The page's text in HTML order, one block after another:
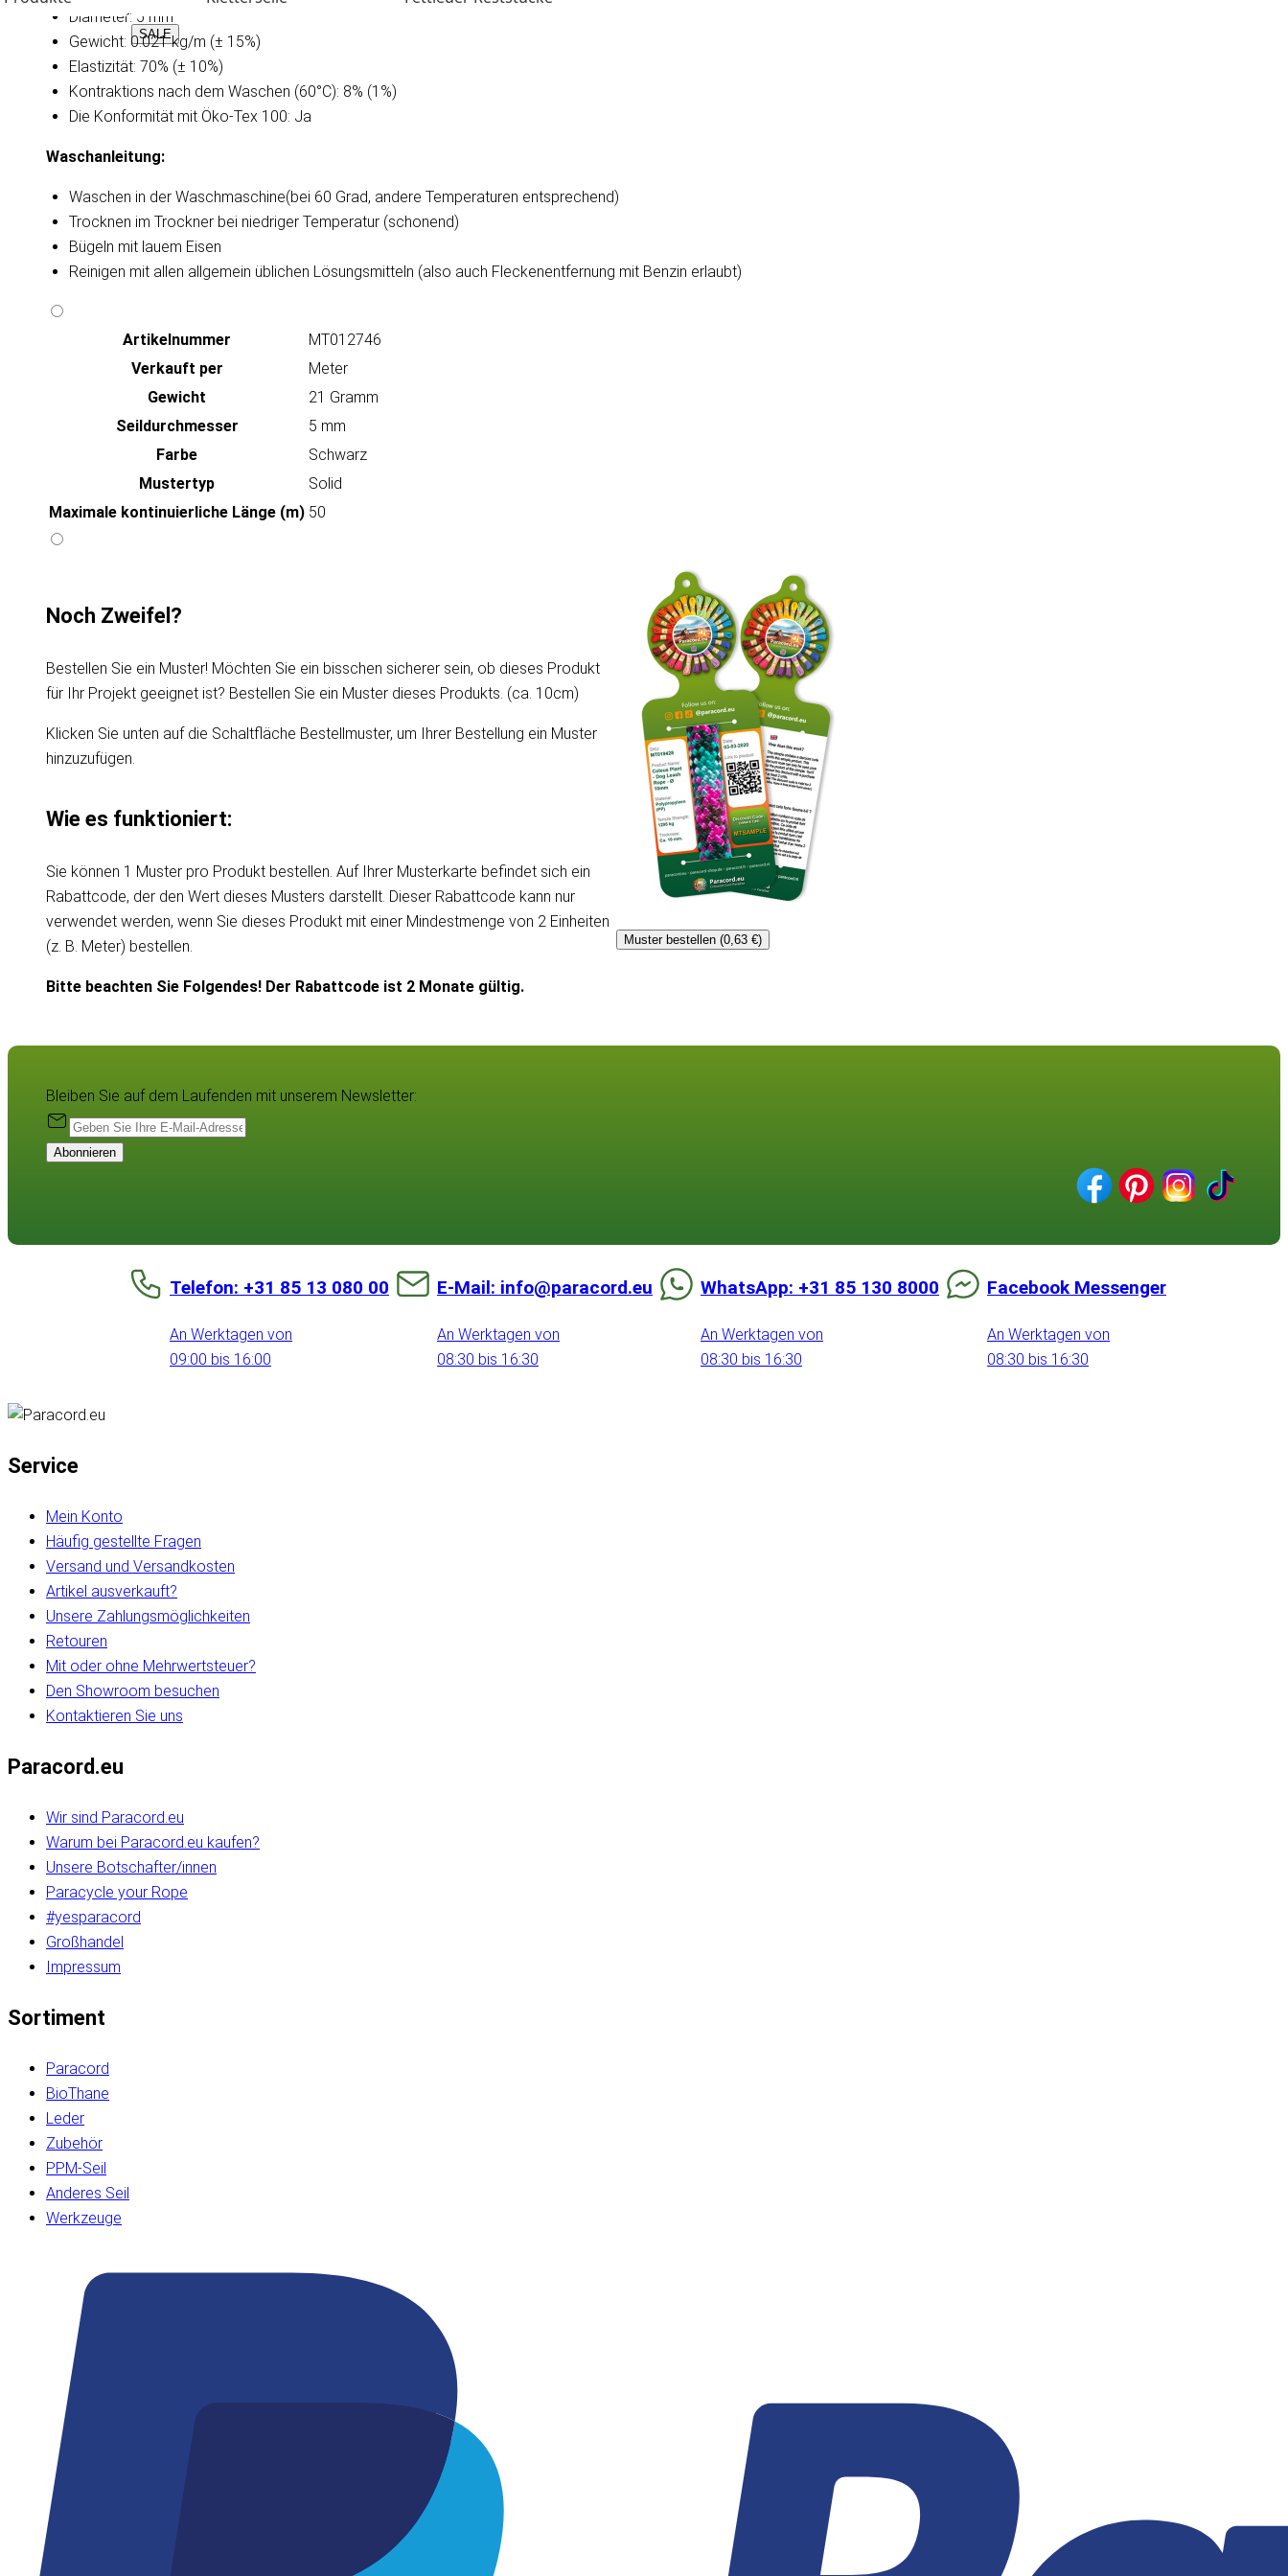
SALE
Diameter: 5 mm
Gewicht: 0.021 kg/m (± 15%)
Elastizität: 70% (± 10%)
Kontraktions nach dem Waschen (60°C): 8% (1%)
Die Konformität mit Öko-Tex 100: Ja
Waschanleitung​:
Waschen in der Waschmaschine(bei 60 Grad, andere Temperaturen entsprechend)
Trocknen im Trockner bei niedriger Temperatur (schonend)
Bügeln mit lauem Eisen
Reinigen mit allen allgemein üblichen Lösungsmitteln (also auch Fleckenentfernung mit Benzin erlaubt)
Artikeln‌ummer
MT012746
Verkauft per
Meter
Gewicht
21 Gramm
Seildurchmesser
5 mm
Farbe
Schwarz
Mustertyp
Solid
Maximale kontinuierliche Länge (m) 50
Noch Zweifel?
Bestellen Sie ein Muster! Möchten Sie ein bisschen sicherer sein, ob dieses Produkt
für Ihr Projekt geeignet ist? Bestellen Sie ein Muster dieses Produkts. (ca. 10cm)
Klicken Sie unten auf die Schaltfläche Bestellmuster, um Ihrer Bestellung ein Muster
hinzuzufügen.
Wie es funktioniert:
Sie können 1 Muster pro Produkt bestellen. Auf Ihrer Musterkarte befindet sich ein
Rabattcode, der den Wert dieses Musters darstellt. Dieser Rabattcode kann nur
verwendet werden, wenn Sie dieses Produkt mit einer Mindestmenge von 2 Einheiten
(z. B. Meter) bestellen.
Bitte beachten Sie Folgendes! Der Rabattcode ist 2 Monate gültig.
Muster bestellen (0,63 €)
Bleiben Sie auf dem Laufenden mit unserem Newsletter:
Abonnieren
Telefon: +31 85 13 080 00
An Werktagen von
09:00 bis 16:00
E-Mail: info@paracord.eu
An Werktagen von
08:30 bis 16:30
WhatsApp: +31 85 130 8000
An Werktagen von
08:30 bis 16:30
Facebook Messenger
An Werktagen von
08:30 bis 16:30
Service
Mein Konto
Häufig gestellte Fragen
Versand und Versandkosten
Artikel ausverkauft?
Unsere Zahlungsmöglichkeiten
Retouren
Mit oder ohne Mehrwertsteuer?
Den Showroom besuchen
Kontaktieren Sie uns
Paracord.eu
Wir sind Paracord.eu
Warum bei Paracord.eu kaufen?
Unsere Botschafter/innen
Paracycle your Rope
#yesparacord
Großhandel
Impressum
Sortiment
Paracord
BioThane
Leder
Zubehör
PPM-Seil
Anderes Seil
Werkzeuge